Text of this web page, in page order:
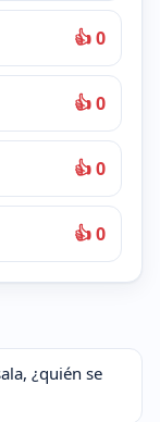
👍 0
👍 0
👍 0
👍 0
¿quién se